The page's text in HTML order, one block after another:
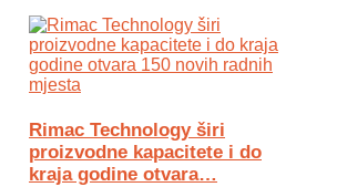
Rimac Technology širi
proizvodne kapacitete i do
kraja godine otvara…